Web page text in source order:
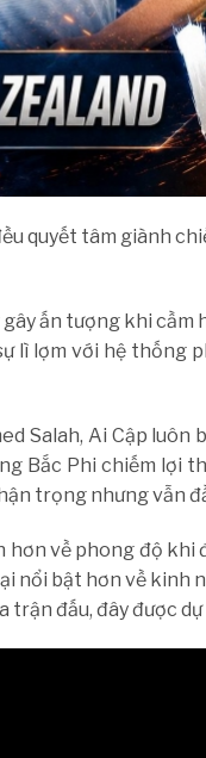
quyết tâm giành
gây ấn tượng khi
lì lợm với hệ thống
Salah, Ai Cập
Bắc Phi chiếm lợi
trọng nhưng vẫn
hơn về phong độ
nổi bật hơn về
đấu, đây được